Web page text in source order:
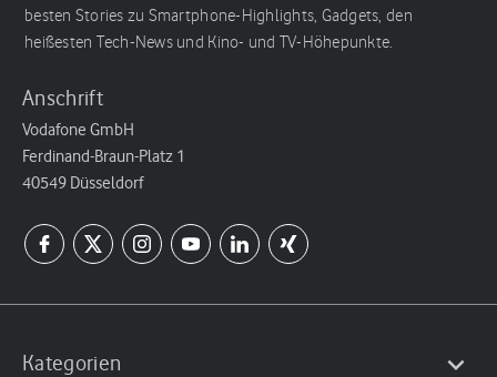
besten Stories zu Smartphone-Highlights, Gadgets, den
heißesten Tech-News und Kino- und TV-Höhepunkte.
Anschrift
Vodafone GmbH
Ferdinand-Braun-Platz 1
40549 Düsseldorf
Kategorien